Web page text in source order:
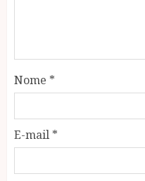
Nome *
E-mail *